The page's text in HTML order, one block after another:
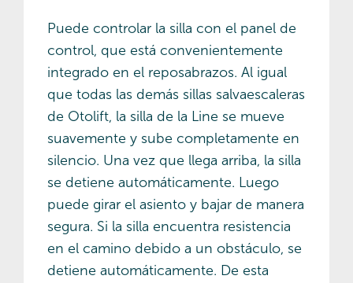
Puede controlar la silla con el panel de
control, que está convenientemente
integrado en el reposabrazos. Al igual
que todas las demás sillas salvaescaleras
de Otolift, la silla de la Line se mueve
suavemente y sube completamente en
silencio. Una vez que llega arriba, la silla
se detiene automáticamente. Luego
puede girar el asiento y bajar de manera
segura. Si la silla encuentra resistencia
en el camino debido a un obstáculo, se
detiene automáticamente. De esta